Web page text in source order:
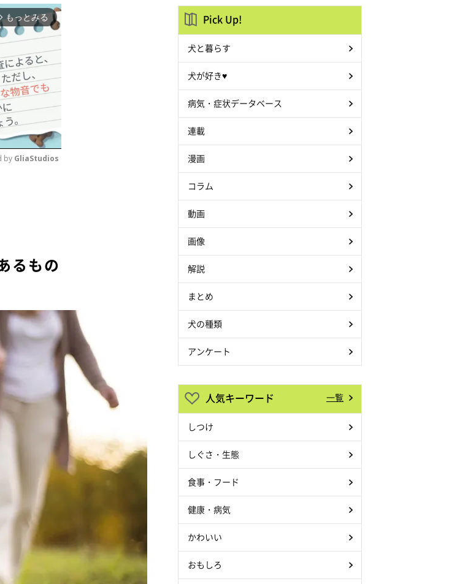
arrow_forward_ios もっとみる
by GliaStudios
るもの
Pick Up!
犬と暮らす
犬が好き♥
病気・症状データベース
連載
漫画
コラム
動画
画像
解説
まとめ
犬の種類
アンケート
人気キーワード 一覧
しつけ
しぐさ・生態
食事・フード
健康・病気
かわいい
おもしろ